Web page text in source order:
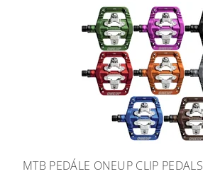
MTB PEDÁLE ONEUP CLIP PEDALS